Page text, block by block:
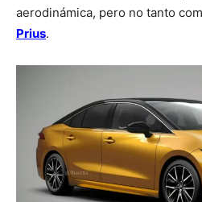
aerodinámica, pero no tanto
Prius.